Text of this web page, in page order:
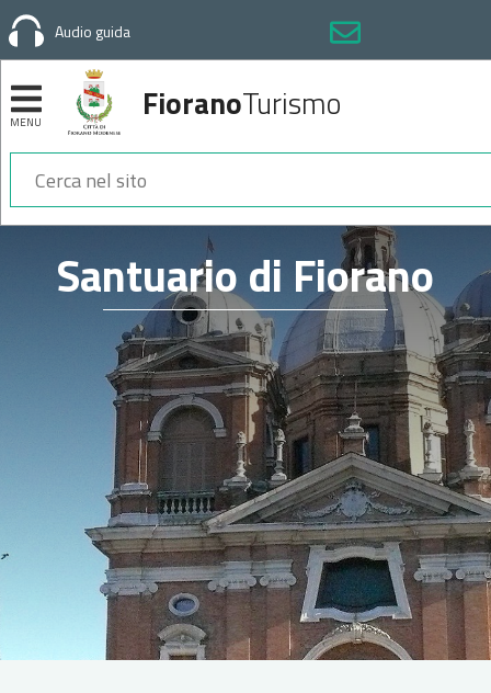
Audio guida
MENU FioranoTurismo
Santuario di Fiorano